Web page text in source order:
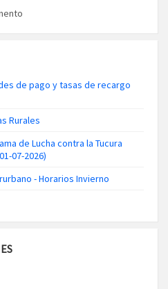
de pago y tasas de recargo
Rurales
de Lucha contra la Tucura
07-2026)
- Horarios Invierno